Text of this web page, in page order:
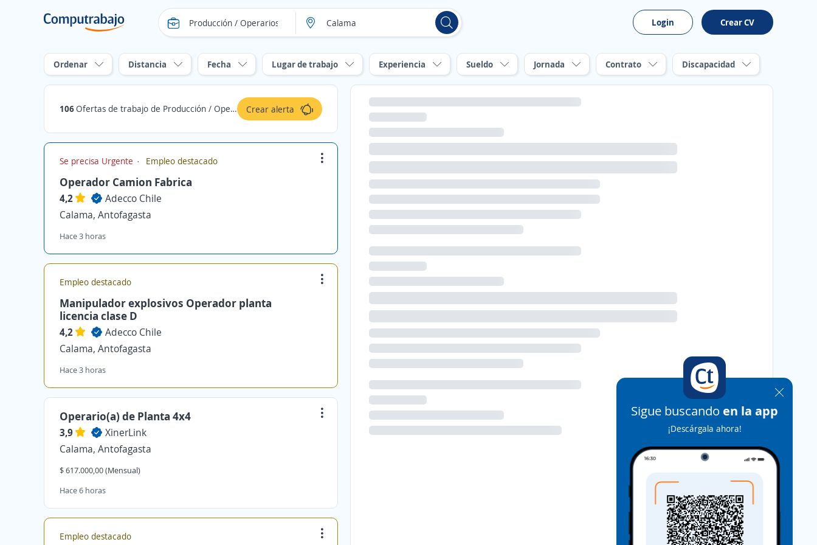
Login Crear CV
Ordenar Distancia Fecha Lugar de trabajo Experiencia Sueldo Jornada Contrato Discapacidad
106Ofertas de trabajo de Producción / Operarios / Manufactura en Calama, Antofagasta Crear alerta
Se precisa Urgente Empleo destacado
Operador Camion Fabrica
4,2
Adecco Chile
Calama, Antofagasta
Hace 3 horas
Empleo destacado
Manipulador explosivos Operador planta
licencia clase D
4,2
Adecco Chile
Calama, Antofagasta
Hace 3 horas
Operario(a) de Planta 4x4
3,9
XinerLink
Calama, Antofagasta
$ 617.000,00 (Mensual)
Hace 6 horas
Empleo destacado
Sigue buscando en la app
¡Descárgala ahora!